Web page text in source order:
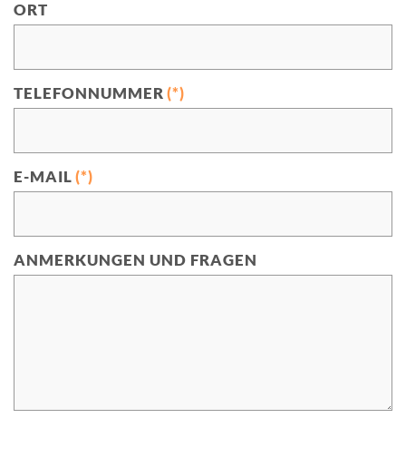
ORT
TELEFONNUMMER (*)
E-MAIL (*)
ANMERKUNGEN UND FRAGEN